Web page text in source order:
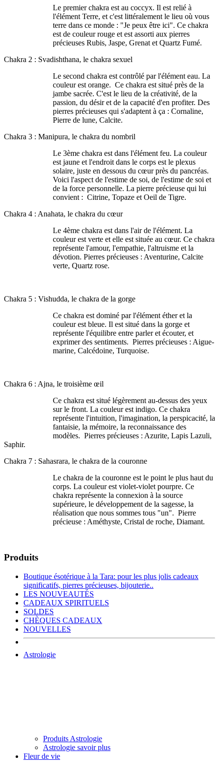
Le premier chakra est au coccyx. Il est relié à
l'élément Terre, et c'est littéralement le lieu où vous
terre dans ce monde : "Je peux être ici". Ce chakra
est de couleur rouge et est assorti aux pierres
précieuses Rubis, Jaspe, Grenat et Quartz Fumé.
Chakra 2 : Svadishthana, le chakra sexuel
Le second chakra est contrôlé par l'élément eau. La
couleur est orange. Ce chakra est situé près de la
jambe sacrée. C'est le lieu de la créativité, de la
passion, du désir et de la capacité d'en profiter. Des
pierres précieuses qui s'adaptent à ça : Cornaline,
Pierre de lune, Calcite.
Chakra 3 : Manipura, le chakra du nombril
Le 3ème chakra est dans l'élément feu. La couleur
est jaune et l'endroit dans le corps est le plexus
solaire, juste en dessous du cœur près du pancréas.
Voici l'aspect de l'estime de soi, de l'estime de soi et
de la force personnelle. La pierre précieuse qui lui
convient : Citrine, Topaze et Oeil de Tigre.
Chakra 4 : Anahata, le chakra du cœur
Le 4ème chakra est dans l'air de l'élément. La
couleur est verte et elle est située au cœur. Ce chakra
représente l'amour, l'empathie, l'altruisme et la
dévotion. Pierres précieuses : Aventurine, Calcite
verte, Quartz rose.
Chakra 5 : Vishudda, le chakra de la gorge
Ce chakra est dominé par l'élément éther et la
couleur est bleue. Il est situé dans la gorge et
représente l'équilibre entre parler et écouter, et
exprimer des sentiments. Pierres précieuses : Aigue-
marine, Calcédoine, Turquoise.
Chakra 6 : Ajna, le troisième œil
Ce chakra est situé légèrement au-dessus des yeux
sur le front. La couleur est indigo. Ce chakra
représente l'intuition, l'imagination, la perspicacité, la
fantaisie, la mémoire, la reconnaissance des
modèles. Pierres précieuses : Azurite, Lapis Lazuli,
Saphir.
Chakra 7 : Sahasrara, le chakra de la couronne
Le chakra de la couronne est le point le plus haut du
corps. La couleur est violet-violet pourpre. Ce
chakra représente la connexion à la source
supérieure, le développement de la sagesse, la
réalisation que nous sommes tous "un". Pierre
précieuse : Améthyste, Cristal de roche, Diamant.
Produits
Boutique ésotérique à la Tara: pour les plus jolis cadeaux
significatifs, pierres précieuses, bijouterie..
LES NOUVEAUTÉS
CADEAUX SPIRITUELS
SOLDES
CHÈQUES CADEAUX
NOUVELLES
Astrologie
Produits Astrologie
Astrologie savoir plus
Fleur de vie